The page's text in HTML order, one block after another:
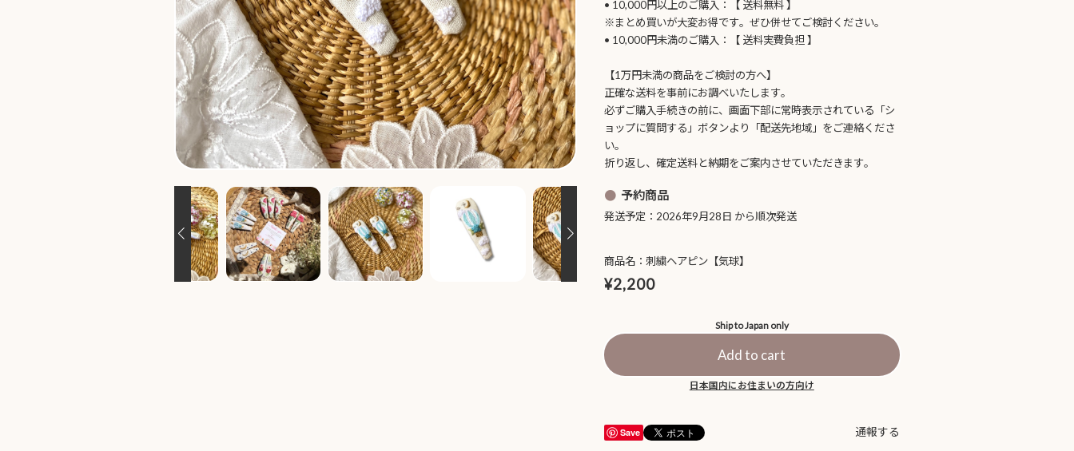
• 10,000円以上のご購入：【 送料無料 】
※まとめ買いが大変お得です。ぜひ併せてご検討ください。
• 10,000円未満のご購入：【 送料実費負担 】
【1万円未満の商品をご検討の方へ】
正確な送料を事前にお調べいたします。
必ずご購入手続きの前に、画面下部に常時表示されている「シ
ョップに質問する」ボタンより「配送先地域」をご連絡くださ
い。
折り返し、確定送料と納期をご案内させていただきます。
予約商品
発送予定：2026年9月28日 から順次発送
商品名：刺繍ヘアピン【気球】
¥2,200
Ship to Japan only
Add to cart
日本国内にお住まいの方向け
Save 通報する